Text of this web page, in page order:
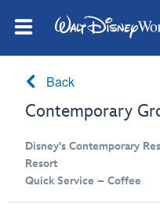
Back
Contemporary
Disney's Contemporary
Resort
Quick Service – Coffee